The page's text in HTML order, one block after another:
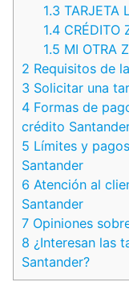
1.3 TARJETA
1.4 CRÉDITO
1.5 MI OTRA
2 Requisitos de
3 Solicitar una
4 Formas de
crédito
5 Límites y
Santander
6 Atención al
Santander
7 Opiniones
8 ¿Interesan las
Santander?